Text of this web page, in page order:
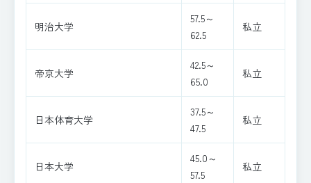
明治大学
57.5～
62.5
私立
帝京大学
42.5～
65.0
私立
日本体育大学
37.5～
47.5
私立
日本大学
45.0～
57.5
私立